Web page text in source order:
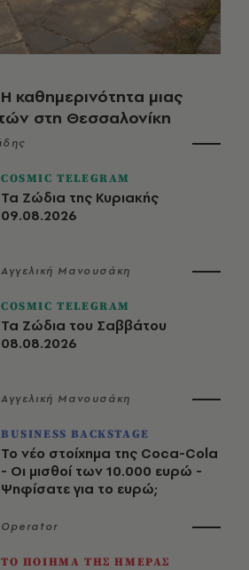
καθημερινότητα μιας
στη Θεσσαλονίκη
COSMIC TELEGRAM
Τα Ζώδια της Κυριακής
09.08.2026
Αγγελική Μανουσάκη
COSMIC TELEGRAM
Τα Ζώδια του Σαββάτου
08.08.2026
Αγγελική Μανουσάκη
BUSINESS BACKSTAGE
Το νέο στοίχημα της Coca-Cola
- Οι μισθοί των 10.000 ευρώ -
Ψηφίσατε για το ευρώ;
Operator
ΤΟ ΠΟΙΗΜΑ ΤΗΣ ΗΜΕΡΑΣ